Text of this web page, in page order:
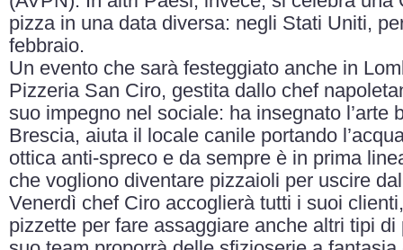
pizza in una data diversa: negli Stati Uniti,
febbraio.
Un evento che sarà festeggiato anche in
Pizzeria San Ciro, gestita dallo chef
suo impegno nel sociale: ha insegnato l’arte
Brescia, aiuta il locale canile portando
ottica anti-spreco e da sempre è in prima
che vogliono diventare pizzaioli per uscire
Venerdì chef Ciro accoglierà tutti i suoi
pizzette per fare assaggiare anche altri tipi